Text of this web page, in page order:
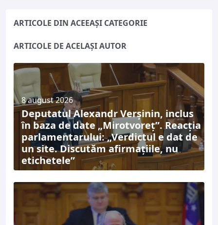
ARTICOLE DIN ACEEAȘI CATEGORIE
ARTICOLE DE ACELAȘI AUTOR
8 august 2026
Deputatul Alexandr Verșinin, inclus
în baza de date „Mirotvoreț”. Reacția
parlamentarului: „Verdictul e dat de
un site. Discutăm afirmațiile, nu
etichetele”